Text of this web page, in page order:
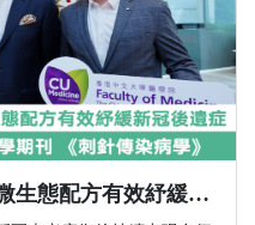
中大醫學院研發的SIM01微生態配方有效紓緩新冠後遺症 研究結果剛發表於國際權威醫學期刊 《刺針傳染病學》